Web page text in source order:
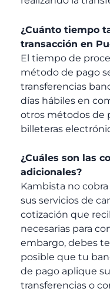
¿Cuánto tiempo
transacción en
El tiempo de
método de pago
transferencias
días hábiles en
otros métodos de
billeteras
¿Cuáles son las
adicionales?
Kambista no
sus servicios de
cotización que
necesarias para
embargo, debes
posible que tu
de pago aplique
transferencias o